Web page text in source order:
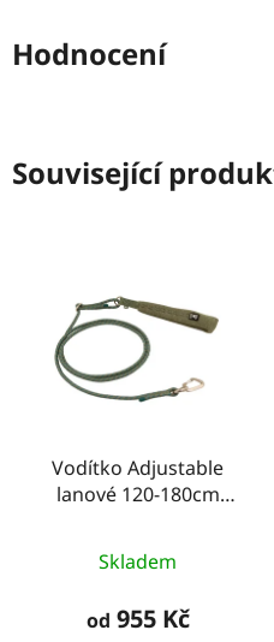
Hodnocení
Související
Vodítko Adjustable
lanové 120-180cm
Skladem
od 955 Kč